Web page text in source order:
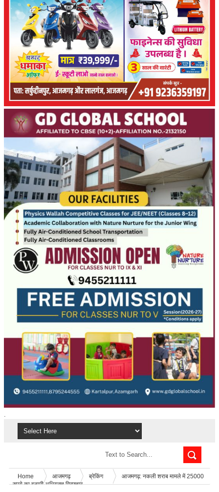
.
Home आजमगढ़ ब्रेकिंग
आजमगढ़: नकली शराब मामले में 25000
रुपये का इनामी अभियुक्त गिरफ्तार